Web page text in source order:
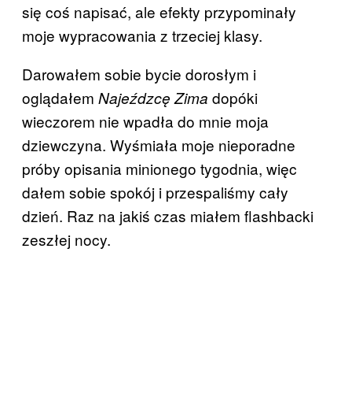
się coś napisać, ale efekty przypominały
moje wypracowania z trzeciej klasy.
Darowałem sobie bycie dorosłym i
oglądałem Najeźdzcę Zima dopóki
wieczorem nie wpadła do mnie moja
dziewczyna. Wyśmiała moje nieporadne
próby opisania minionego tygodnia, więc
dałem sobie spokój i przespaliśmy cały
dzień. Raz na jakiś czas miałem flashbacki
zeszłej nocy.